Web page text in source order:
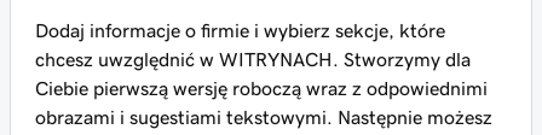
Dodaj informacje o firmie i wybierz sekcje, które
chcesz uwzględnić w WITRYNACH. Stworzymy dla
Ciebie pierwszą wersję roboczą wraz z odpowiednimi
obrazami i sugestiami tekstowymi. Następnie możesz